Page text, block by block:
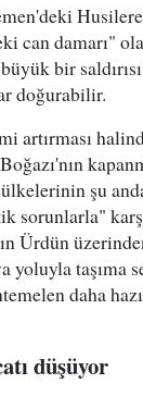
can damarı"
bir
doğurabilir.
artırması
şu
sorunlarla"
Ürdün
yoluyla taşıma
daha
düşüyor